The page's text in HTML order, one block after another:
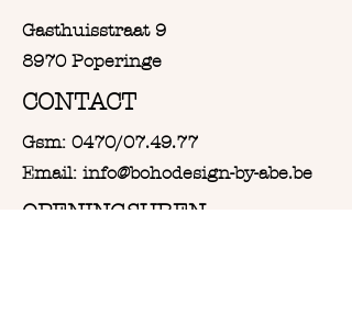
soort
Gasthuisstraat 9
8970 Poperinge
CONTACT
Gsm: 0470/07.49.77
Email: info@bohodesign-by-abe.be
OPENINGSUREN